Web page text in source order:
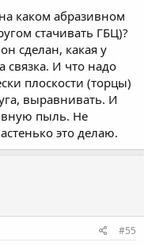
каком абразивном
стачивать ГБЦ)?
сделан, какая у
связка. И что надо
плоскости (торцы)
выравнивать. И
пыль. Не
это делаю.
#55